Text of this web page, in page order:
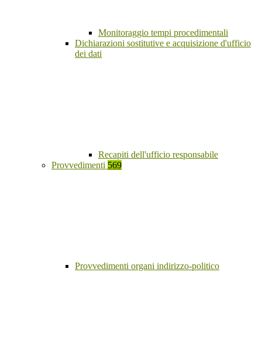
Monitoraggio tempi procedimentali
Dichiarazioni sostitutive e acquisizione d'ufficio
dei dati
Recapiti dell'ufficio responsabile
Provvedimenti 569
Provvedimenti organi indirizzo-politico